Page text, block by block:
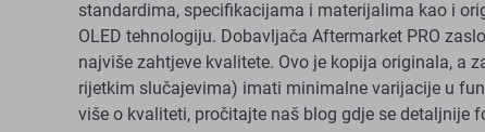
standardima, specifikacijama i materijalima kao i
OLED tehnologiju. Dobavljača Aftermarket PRO
najviše zahtjeve kvalitete. Ovo je kopija originala, a
rijetkim slučajevima) imati minimalne varijacije u
više o kvaliteti, pročitajte naš blog gdje se detaljnije